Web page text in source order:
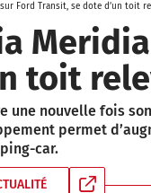
Ford Transit, se dote d’un toit
toit
une nouvelle fois
permet
car.